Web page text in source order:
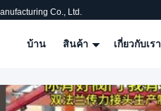
Co., Ltd.
บ้าน สินค้า เกี่ยวกับเรา